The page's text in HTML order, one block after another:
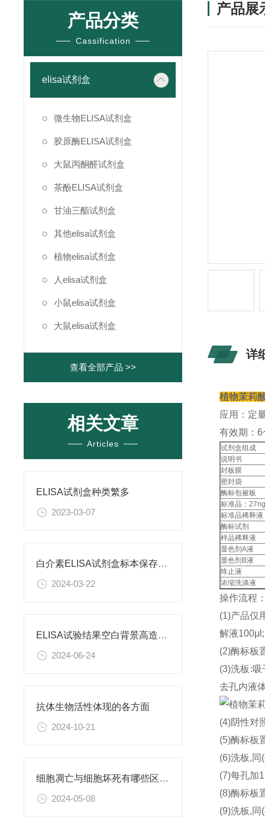
产品分类
Cassification
elisa试剂盒
微生物ELISA试剂盒
胶原酶ELISA试剂盒
大鼠丙酮醛试剂盒
茶酚ELISA试剂盒
甘油三酯试剂盒
其他elisa试剂盒
植物elisa试剂盒
人elisa试剂盒
小鼠elisa试剂盒
大鼠elisa试剂盒
查看全部产品 >>
相关文章
Articles
ELISA试剂盒种类繁多
2023-03-07
白介素ELISA试剂盒标本保存会遇到哪些问题？
2024-03-22
ELISA试验结果空白背景高造成原因
2024-06-24
抗体生物活性体现的各方面
2024-10-21
细胞凋亡与细胞坏死有哪些区别呢？
2024-05-08
产品展
详
植物茉莉
应用：定
有效期：6
试剂盒组成
说明书
封板膜
密封袋
酶标包被板
标准品：
标准品稀释液
酶标试剂
样品稀释液
显色剂A液
显色剂B液
终止液
浓缩洗涤液
操作流程
(1)产品仅
解液
(2)酶标板
(3)洗板:
去孔内液
(4)阴性对
(5)酶标板
(6)洗板,同
(7)每孔加
(8)酶标板
(9)洗板,同